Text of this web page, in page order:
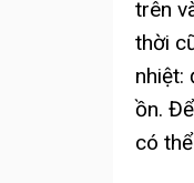
trên
thời
nhiệt:
ồn.
có